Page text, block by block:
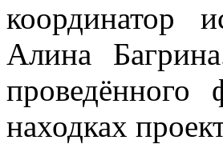
координатор
Алина
проведённого
находках